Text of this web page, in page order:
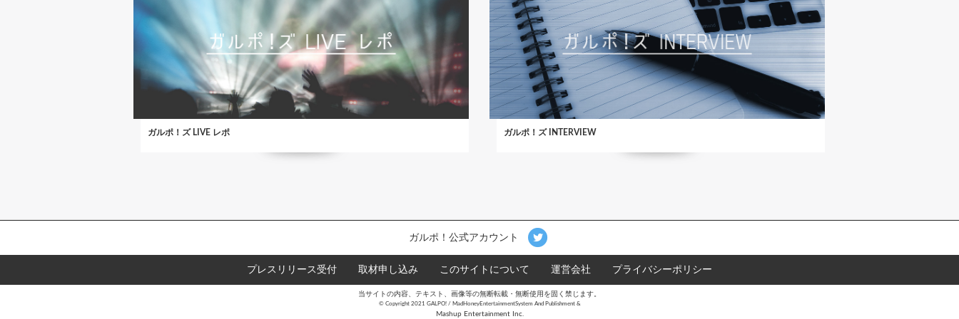
ガルポ！ズ LIVE レポ ガルポ！ズ INTERVIEW
ガルポ！公式アカウント
プレスリリース受付 取材申し込み このサイトについて 運営会社 プライバシーポリシー
当サイトの内容、テキスト、画像等の無断転載・無断使用を固く禁じます。
©︎ Copyright 2021 GALPO! / MadHoneyEntertainmentSystem And Publishment &
Mashup Entertainment Inc.